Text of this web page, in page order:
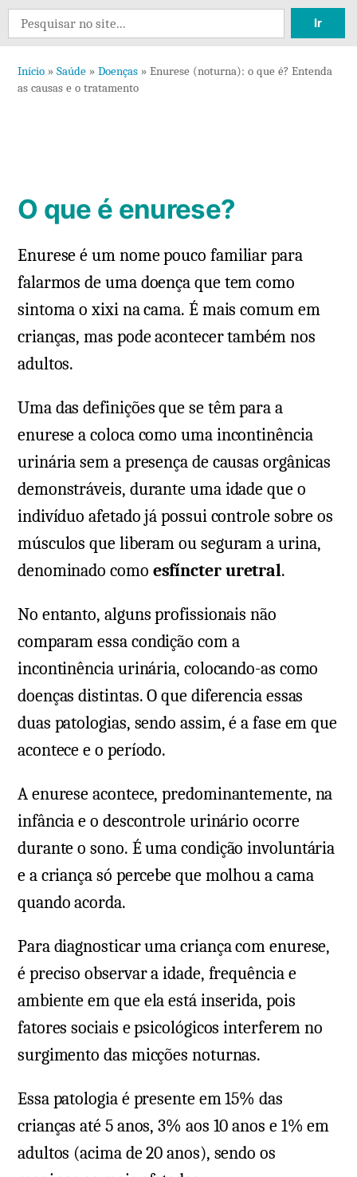
12
Enurese
as
e
o
Search
for:
Início » Saúde » Doenças » Enurese (noturna): o que é? Entenda
as causas e o tratamento
O que é enurese?
Enurese é um nome pouco familiar para
falarmos de uma doença que tem como
sintoma o xixi na cama. É mais comum em
crianças, mas pode acontecer também nos
adultos.
Uma das definições que se têm para a
enurese a coloca como uma incontinência
urinária sem a presença de causas orgânicas
demonstráveis, durante uma idade que o
indivíduo afetado já possui controle sobre os
músculos que liberam ou seguram a urina,
denominado como esfíncter uretral.
No entanto, alguns profissionais não
comparam essa condição com a
incontinência urinária, colocando-as como
doenças distintas. O que diferencia essas
duas patologias, sendo assim, é a fase em que
acontece e o período.
A enurese acontece, predominantemente, na
infância e o descontrole urinário ocorre
durante o sono. É uma condição involuntária
e a criança só percebe que molhou a cama
quando acorda.
Para diagnosticar uma criança com enurese,
é preciso observar a idade, frequência e
ambiente em que ela está inserida, pois
fatores sociais e psicológicos interferem no
surgimento das micções noturnas.
Essa patologia é presente em 15% das
crianças até 5 anos, 3% aos 10 anos e 1% em
adultos (acima de 20 anos), sendo os